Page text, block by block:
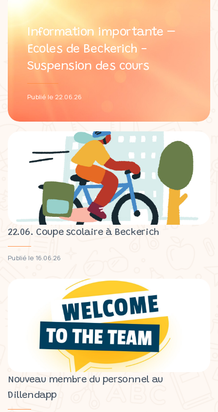
Information importante –
Ecoles de Beckerich -
Suspension des cours
Publié le 22.06.26
22.06. Coupe scolaire à Beckerich
Publié le 16.06.26
Nouveau membre du personnel au
Dillendapp